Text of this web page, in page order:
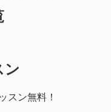
ン
スン無料！